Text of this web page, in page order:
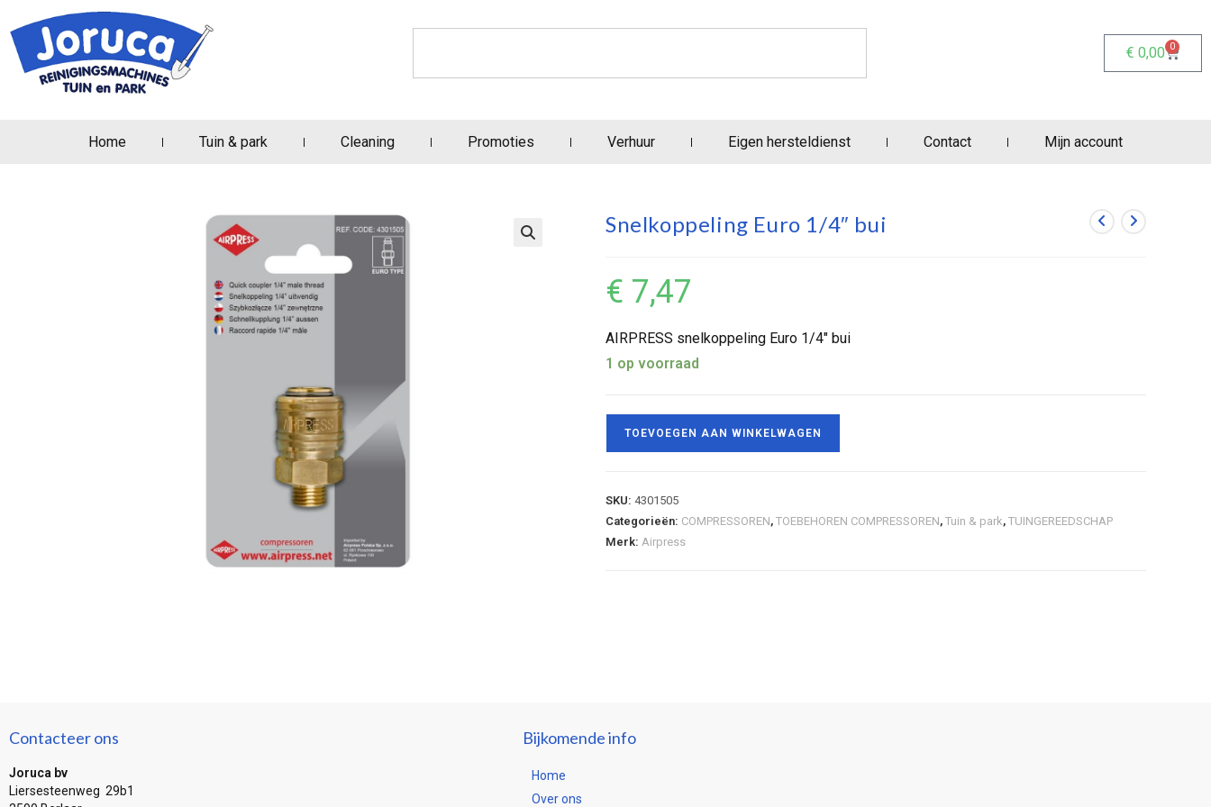
€ 0,00 0
Home Tuin & park Cleaning Promoties Verhuur Eigen hersteldienst Contact Mijn account
Snelkoppeling Euro 1/4″ bui
€ 7,47
AIRPRESS snelkoppeling Euro 1/4″ bui
1 op voorraad
TOEVOEGEN AAN WINKELWAGEN
SKU: 4301505
Categorieën: COMPRESSOREN, TOEBEHOREN COMPRESSOREN, Tuin & park, TUINGEREEDSCHAP
Merk: Airpress
Contacteer ons
Joruca bv
Liersesteenweg 29b1
Bijkomende info
Home
Over ons